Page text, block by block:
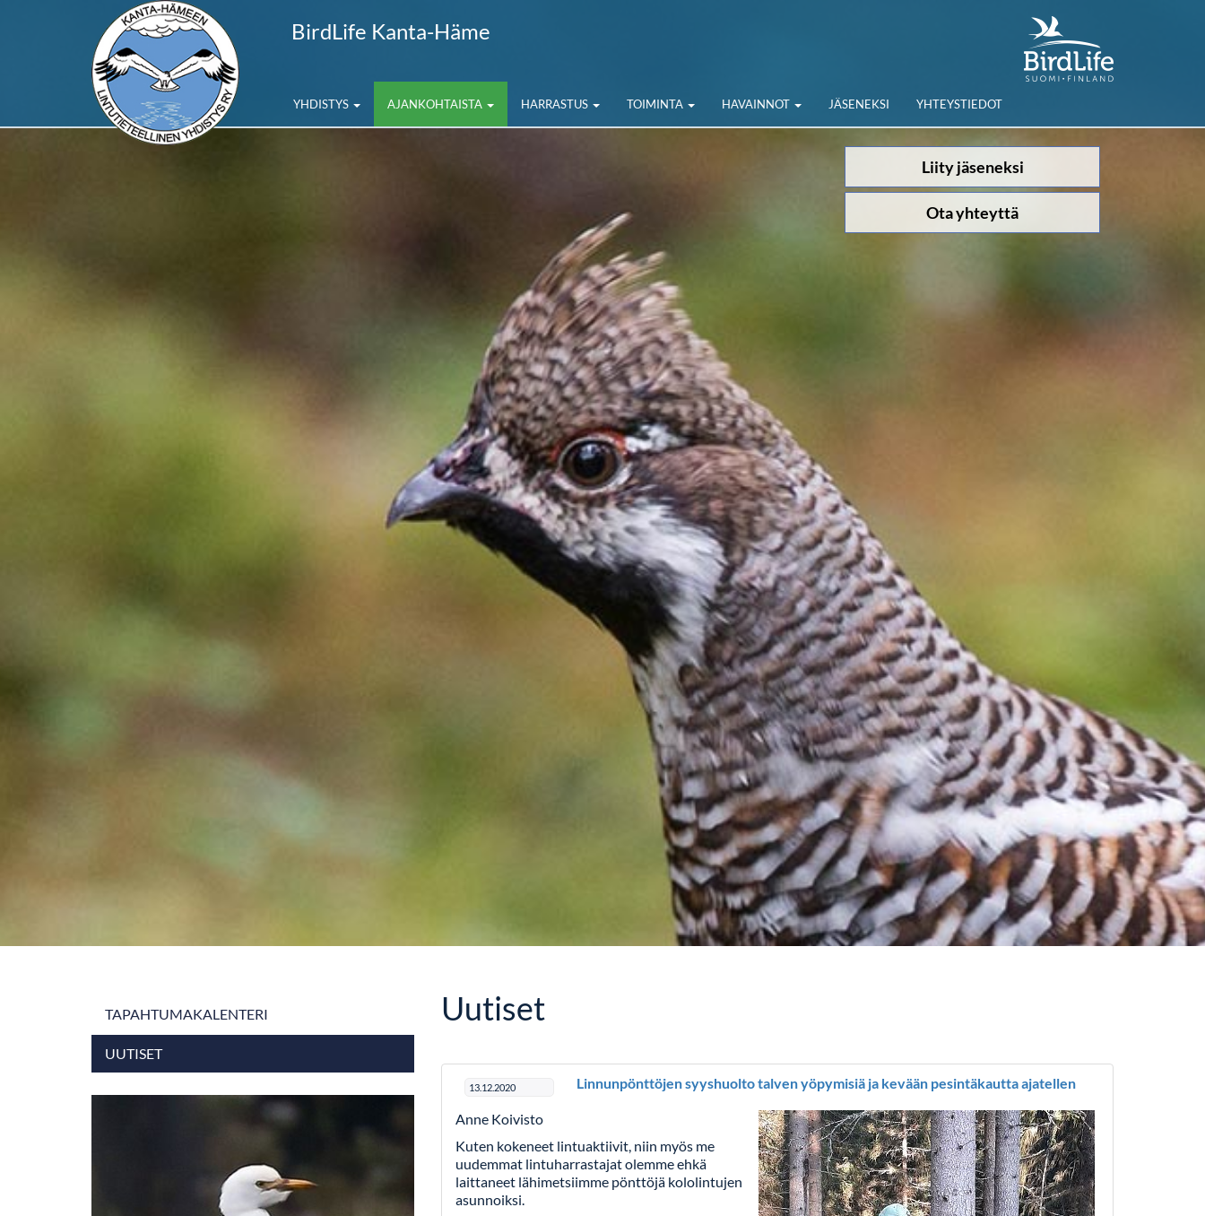
BirdLife Kanta-Häme
YHDISTYS AJANKOHTAISTA HARRASTUS TOIMINTA HAVAINNOT JÄSENEKSI YHTEYSTIEDOT
Liity jäseneksi
Ota yhteyttä
Uutiset
13.12.2020 Linnunpönttöjen syyshuolto talven yöpymisiä ja kevään pesintäkautta ajatellen
Anne Koivisto
Kuten kokeneet lintuaktiivit, niin myös me
uudemmat lintuharrastajat olemme ehkä
laittaneet lähimetsiimme pönttöjä kololintujen
asunnoiksi.
TAPAHTUMAKALENTERI
UUTISET